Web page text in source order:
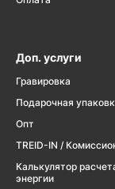
Доп. услуги
Гравировка
Подарочная
Опт
TREID-IN /
Калькулятор
энергии